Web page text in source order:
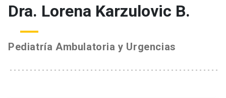
Dra. Lorena Karzulovic B.
Pediatría Ambulatoria y Urgencias